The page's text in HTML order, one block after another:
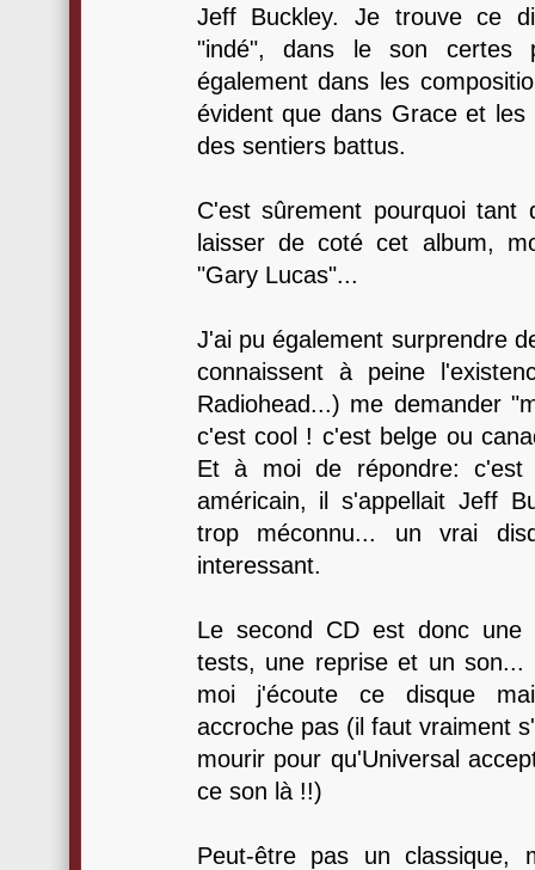
Jeff Buckley. Je trouve ce
"indé", dans le son certes
également dans les
évident que dans Grace et
des sentiers battus.
C'est sûrement pourquoi tant
laisser de coté cet album,
"Gary Lucas"...
J'ai pu également surprendre
connaissent à peine
Radiohead...) me demander
c'est cool ! c'est belge ou
Et à moi de répondre: c'est
américain, il s'appellait Jeff
trop méconnu... un vrai
interessant.
Le second CD est donc
tests, une reprise et un son...
moi j'écoute ce disque
accroche pas (il faut vraiment
mourir pour qu'Universal
ce son là !!)
Peut-être pas un classique,